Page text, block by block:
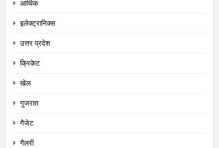
आर्थिक
इलेक्ट्रानिक्स
उत्तर प्रदेश
क्रिकेट
खेल
गुजरात
गैजेट
गैलरी